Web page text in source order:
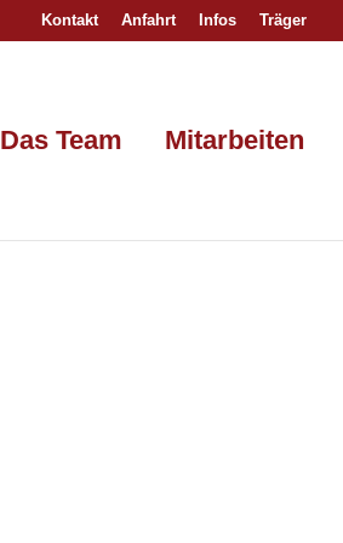
Kontakt Anfahrt Infos Träger
Das Team Mitarbeiten